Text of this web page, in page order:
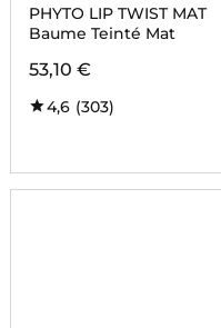
PHYTO LIP TWIST MAT
Baume Teinté Mat
53,10 €
4,6 (303)